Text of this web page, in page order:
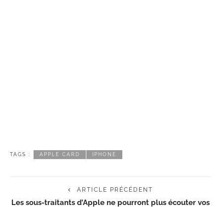
TAGS : APPLE CARD IPHONE
ARTICLE PRÉCÉDENT
Les sous-traitants d’Apple ne pourront plus écouter vos